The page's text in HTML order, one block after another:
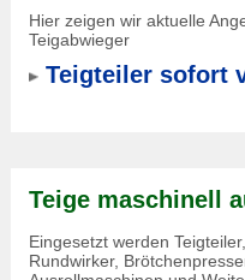
Hier zeigen wir aktuelle
Teigabwieger
Teigteiler sofort
Teige maschinell
Eingesetzt werden
Rundwirker,